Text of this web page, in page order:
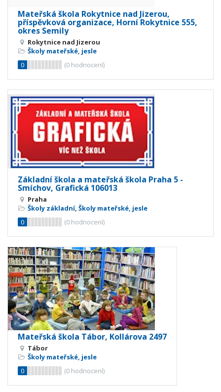
Mateřská škola Rokytnice nad Jizerou,
příspěvková organizace, Horní Rokytnice 555,
okres Semily
Rokytnice nad Jizerou
Školy mateřské, jesle
0
(0 hodnocení)
Základní škola a mateřská škola Praha 5 -
Smíchov, Grafická 106013
Praha
Školy základní, Školy mateřské, jesle
0
(0 hodnocení)
Mateřská škola Tábor, Kollárova 2497
Tábor
Školy mateřské, jesle
0
(0 hodnocení)